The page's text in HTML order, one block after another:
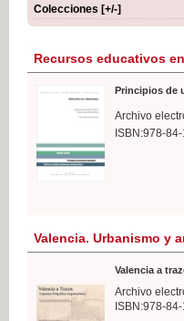
Colecciones [+/-]
Recursos educativos
Principios de
Archivo
ISBN:978-
Valencia. Urbanismo y
Valencia a
Archivo
ISBN:978-